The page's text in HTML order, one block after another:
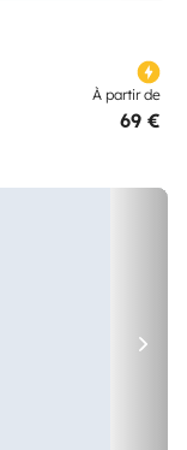
À partir de
69 €